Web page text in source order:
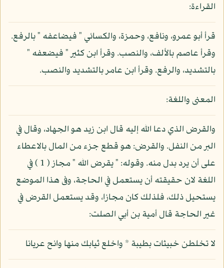
القراءة:
قرأ أبو عمرو، ونافع، وحمزة، والكسائي " فيضاعفه " بالرفع.
وقرأ عاصم بالألف، والنصب. وقرأ ابن كثير " فيضعفه "
بالتشديد، والرفع. وقرأ ابن عامر بالتشديد والنصب.
المعنى واللغة:
والقرض الذي دعا الله إليه قال ابن زيد هو الجهاد، وقال في
البر من النفل. والقرض: هو قطع جزء من المال بالاعطاء
على أن يرد بدل منه. وقوله: " يقرض الله " مجاز ( 1 ) في
اللغة لان حقيقته أن يستعمل في الحاجة، وفى هذا الموضع
يستحيل ذلك، فلذلك كان مجازا، وقد يستعمل القرض في
غير الحاجة قال أمية بن أبي الصلت:
لا تخلطن خبيثات بطيبة * واخلع ثيابك منها وانح عريانا